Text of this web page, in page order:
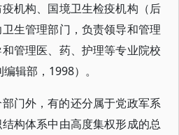
机构、国境卫生检疫机构（后
生管理部门，负责领导和管理
管理医、药、护理等专业院校
辑部，1998）。
门外，有的还分属于党政军系
构体系中由高度集权形成的总